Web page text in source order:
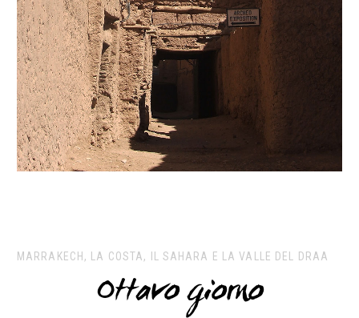
MARRAKECH, LA COSTA, IL SAHARA E LA VALLE DEL DRAA
Ottavo giorno